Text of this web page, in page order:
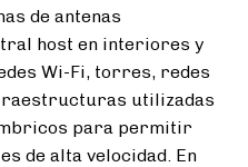
de antenas
host en interiores y
Wi-Fi, torres, redes
utilizadas
para permitir
de alta velocidad. En